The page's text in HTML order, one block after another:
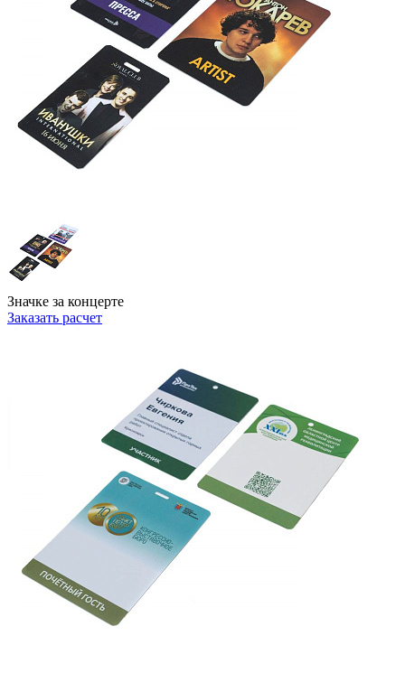
Значке за концерте
Заказать расчет